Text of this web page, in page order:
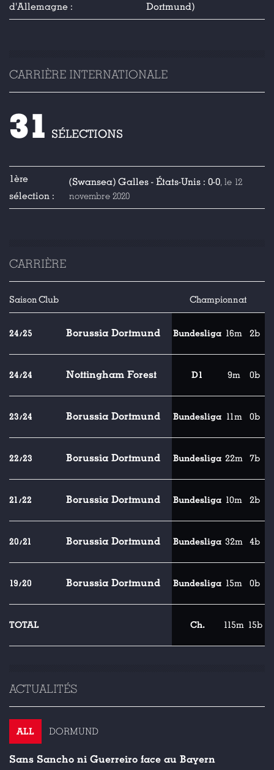
d'Allemagne :
Dortmund)
CARRIÈRE INTERNATIONALE
31 SÉLECTIONS
1ère
sélection :
(Swansea) Galles - États-Unis : 0-0, le 12
novembre 2020
CARRIÈRE
SaisonClub Championnat
24/25 Borussia Dortmund Bundesliga 16m 2b
24/24 Nottingham Forest D1 9m 0b
23/24 Borussia Dortmund Bundesliga 11m 0b
22/23 Borussia Dortmund Bundesliga 22m 7b
21/22 Borussia Dortmund Bundesliga 10m 2b
20/21 Borussia Dortmund Bundesliga 32m 4b
19/20 Borussia Dortmund Bundesliga 15m 0b
TOTAL Ch. 115m 15b
ACTUALITÉS
ALL DORMUND
Sans Sancho ni Guerreiro face au Bayern